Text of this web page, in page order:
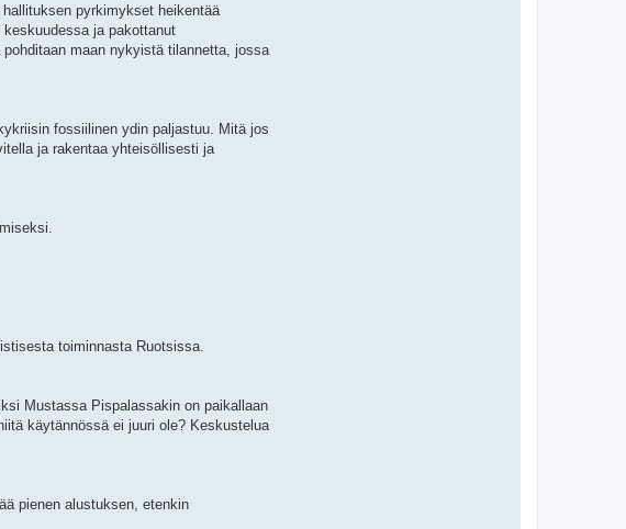
pyrkimykset heikentää
ja pakottanut
maan nykyistä tilannetta, jossa
fossiilinen ydin paljastuu. Mitä jos
ja rakentaa yhteisöllisesti ja
toiminnasta Ruotsissa.
Mustassa Pispalassakin on paikallaan
käytännössä ei juuri ole? Keskustelua
pienen alustuksen, etenkin